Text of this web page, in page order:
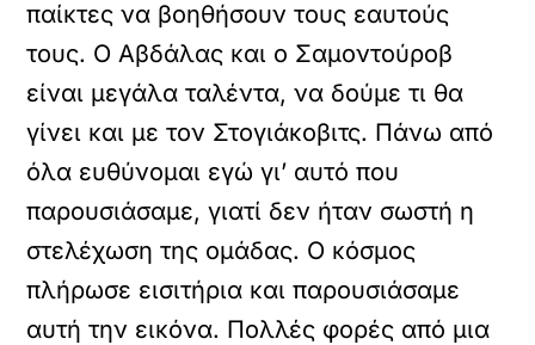
παίκτες να βοηθήσουν τους εαυτούς
τους. Ο Αβδάλας και ο Σαμοντούροβ
είναι μεγάλα ταλέντα, να δούμε τι θα
γίνει και με τον Στογιάκοβιτς. Πάνω από
όλα ευθύνομαι εγώ γι’ αυτό που
παρουσιάσαμε, γιατί δεν ήταν σωστή η
στελέχωση της ομάδας. Ο κόσμος
πλήρωσε εισιτήρια και παρουσιάσαμε
αυτή την εικόνα. Πολλές φορές από μια